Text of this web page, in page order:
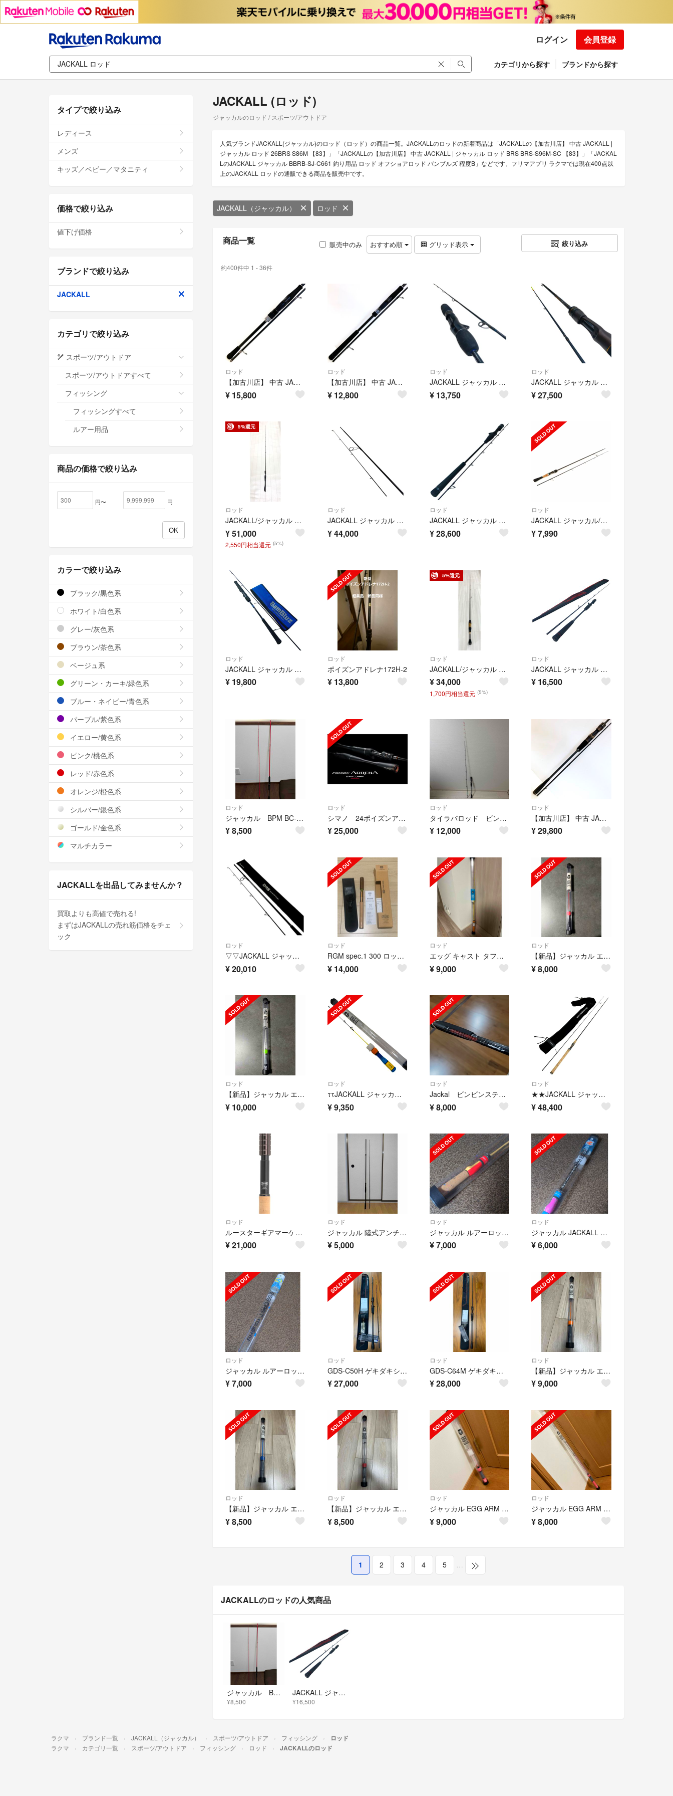
ログイン 会員登録
カテゴリから探す ブランドから探す
JACKALL (ロッド)
ジャッカルのロッド / スポーツ/アウトドア
人気ブランドJACKALL(ジャッカル)のロッド（ロッド）の商品一覧。JACKALLのロッドの新着商品は「JACKALLの【加古川店】 中古 JACKALL |
ジャッカル ロッド 26BRS S86M 【83】」「JACKALLの【加古川店】 中古 JACKALL | ジャッカル ロッド BRS BRS-S96M-SC 【83】」「JACKAL
LのJACKALL ジャッカル BBRB-SJ-C661 釣り用品 ロッド オフショアロッド バンブルズ 程度B」などです。フリマアプリ ラクマでは現在400点以
上のJACKALL ロッドの通販できる商品を販売中です。
JACKALL（ジャッカル） ロッド
商品一覧 販売中のみ おすすめ順 グリッド表示 絞り込み
約400件中 1 - 36件
ロッド
【加古川店】 中古 JACKALL | ジャッカル ロッド 26BRS S86M 【83】
¥ 15,800
ロッド
【加古川店】 中古 JACKALL | ジャッカル ロッド BRS BRS-S96M-SC 【83】
¥ 12,800
ロッド
JACKALL ジャッカル BBRB-SJ-C661 釣り用品 ロッド オフショアロッド バンブルズ 程度B
¥ 13,750
ロッド
JACKALL ジャッカル GDS-C64M 釣り用品 ロッド ルアーロッド ゲキダキシャフト キズ有 程度B
¥27,500
5%還元
ロッド
JACKALL/ジャッカル ポイズンアルティマ 1611ML+【RD401-007】
¥51,000
2,550円相当還元 (5%)
ロッド
JACKALL ジャッカル ルアーロッド Tコネクションストリーム 本体のみ TS-S80M
¥44,000
ロッド
JACKALL ジャッカル オフショアロッド ビンビンスティック エクストロ BXS-C511XSUL 本体のみ
¥28,600
ロッド
JACKALL ジャッカル/RGM spec.T/135T/RGM spec.T/135B/Aランク/69【中古】
¥7,990
ロッド
JACKALL ジャッカル ジギングロッド バンブルズRB BBRB-SLJ-S64SUL 竿袋付
¥ 19,800
ロッド
ポイズンアドレナ172H-2
¥ 13,800
5%還元
ロッド
JACKALL/ジャッカル ティモン アナザーT-コネクション AT3-S61L+E【RD374-007】
¥34,000
1,700円相当還元 (5%)
ロッド
JACKALL ジャッカル ビンビンティック BSC-RB69SUL-ST
¥ 16,500
ロッド
ジャッカル BPM BC-67ML-BF2
¥8,500
ロッド
シマノ 24ポイズンアドレナ 173MH バーサタイル
¥25,000
ロッド
タイラバロッド ビンビンスティック HS610UL-ST
¥ 12,000
ロッド
【加古川店】 中古 JACKALL | ジャッカル ロッド ゲキダキシャフト GDS-C69H-OMO 【83】
¥29,800
ロッド
▽▽JACKALL ジャッカル ショアジギング BRS-S100H-SJ
¥20,010
ロッド
RGM spec.1 300 ロッド コルク仕様 C-COPPER
¥ 14,000
ロッド
エッグ キャスト タフィー シトラスオレンジ
¥9,000
ロッド
【新品】ジャッカル エッグアーム ショーティー 穴釣り
¥8,000
ロッド
【新品】ジャッカル エッグアーム ショーティー 穴釣り「希少品」
¥ 10,000
ロッド
ττJACKALL ジャッカル ルアーロッド ①エッグアームショーティー釣りよかエッグ
¥9,350
ロッド
Jackal ビンビンスティック
¥8,000
ロッド
★★JACKALL ジャッカル ルアーロッド T-コネクション ストリーム 袋付 TS-S86M+
¥48,400
ロッド
ルースターギアマーケット RGM spec.1 / 300 C-BLACK
¥21,000
ロッド
ジャッカル 陸式アンチョビドライバー ADR-S96ML (タチウオロッド)
¥5,000
ロッド
ジャッカル ルアーロッド エッグキャストソフティ120 イロハモミジ
¥7,000
ロッド
ジャッカル JACKALL エッグアーム SHORTY 55cm パープルブルー
¥6,000
ロッド
ジャッカル ルアーロッド エッグキャストタフィー 110 ブルーレモン スピニ…
¥7,000
ロッド
GDS-C50H ゲキダキシャフト50H
¥27,000
ロッド
GDS-C64M ゲキダキシャフト64M
¥28,000
ロッド
【新品】ジャッカル エッグアーム ショーティー 穴釣り
¥9,000
ロッド
【新品】ジャッカル エッグアーム ショーティー 穴釣り
¥8,500
ロッド
【新品】ジャッカル エッグアーム ショーティー 穴釣り
¥8,500
ロッド
ジャッカル EGG ARM エッグアーム SHORTY サクラエッグ
¥9,000
ロッド
ジャッカル EGG ARM エッグアーム LONGER サクラエッグ
¥8,000
1 2 3 4 5 …
JACKALLのロッドの人気商品
ジャッカル BPM BC-67ML-BF2
¥8,500
JACKALL ジャッカル ビンビンティック BSC-RB69SUL-ST
¥16,500
タイプで絞り込み
レディース
メンズ
キッズ／ベビー／マタニティ
価格で絞り込み
値下げ価格
ブランドで絞り込み
JACKALL
カテゴリで絞り込み
スポーツ/アウトドア
スポーツ/アウトドアすべて
フィッシング
フィッシングすべて
ルアー用品
商品の価格で絞り込み
円〜 円
カラーで絞り込み
ブラック/黒色系
ホワイト/白色系
グレー/灰色系
ブラウン/茶色系
ベージュ系
グリーン・カーキ/緑色系
ブルー・ネイビー/青色系
パープル/紫色系
イエロー/黄色系
ピンク/桃色系
レッド/赤色系
オレンジ/橙色系
シルバー/銀色系
ゴールド/金色系
マルチカラー
JACKALLを出品してみませんか？
買取よりも高値で売れる!
まずはJACKALLの売れ筋価格をチェ
ック
ラクマ ブランド一覧 JACKALL（ジャッカル） スポーツ/アウトドア フィッシング ロッド
ラクマ カテゴリ一覧 スポーツ/アウトドア フィッシング ロッド JACKALLのロッド